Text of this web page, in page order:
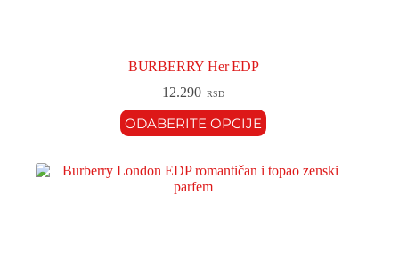
BURBERRY Her EDP
12.290 RSD
ODABERITE OPCIJE